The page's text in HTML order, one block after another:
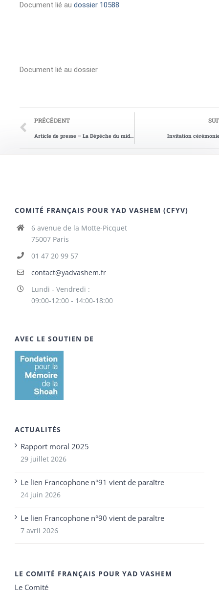
Document lié au dossier 10588
Document lié au dossier
PRÉCÉDENT
Article de presse – La Dépêche du midi du 21/10/2013 Invitation
COMITÉ FRANÇAIS POUR YAD VASHEM (CFYV)
6 avenue de la Motte-Picquet
75007 Paris
01 47 20 99 57
contact@yadvashem.fr
Lundi - Vendredi :
09:00-12:00 - 14:00-18:00
AVEC LE SOUTIEN DE
ACTUALITÉS
Rapport moral 2025
29 juillet 2026
Le lien Francophone n°91 vient de paraître
24 juin 2026
Le lien Francophone n°90 vient de paraître
7 avril 2026
LE COMITÉ FRANÇAIS POUR YAD VASHEM
Le Comité